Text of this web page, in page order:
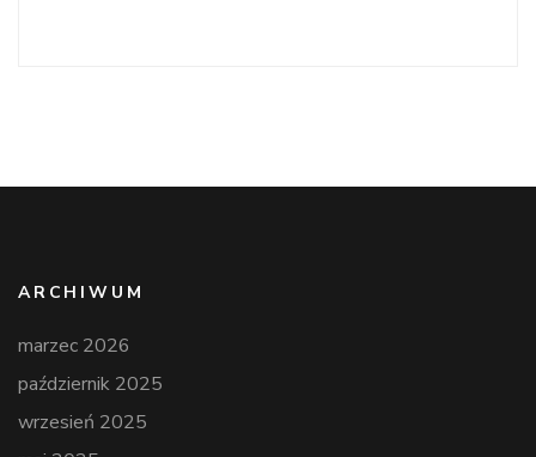
ARCHIWUM
marzec 2026
październik 2025
wrzesień 2025